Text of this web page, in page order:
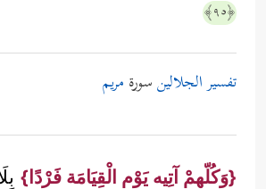
﴿٩٥﴾
تفسير الجلالينسورة مريم
{وَكُلّهمْ آتِيه يَوْم الْقِيَامَة فَرْدًا}